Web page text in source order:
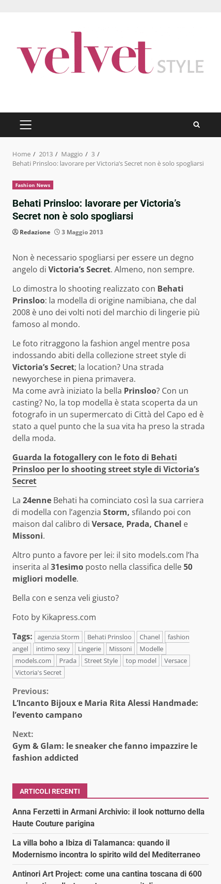
PRIMARY
MENU
Home 2013 Maggio
3
Behati Prinsloo: lavorare per Victoria’s Secret non è solo spogliarsi
Fashion News
Behati Prinsloo: lavorare per Victoria’s
Secret non è solo spogliarsi
Redazione 3 Maggio 2013
Non è necessario spogliarsi per essere un degno
angelo di Victoria’s Secret. Almeno, non sempre.
Lo dimostra lo shooting realizzato con Behati
Prinsloo: la modella di origine namibiana, che dal
2008 è uno dei volti noti del marchio di lingerie più
famoso al mondo.
Le foto ritraggono la fashion angel mentre posa
indossando abiti della collezione street style di
Victoria’s Secret; la location? Una strada
newyorchese in piena primavera.
Ma come avrà iniziato la bella Prinsloo? Con un
casting? No, la top modella è stata scoperta da un
fotografo in un supermercato di Città del Capo ed è
stato a quel punto che la sua vita ha preso la strada
della moda.
Guarda la fotogallery con le foto di Behati
Prinsloo per lo shooting street style di Victoria’s
Secret
La 24enne Behati ha cominciato così la sua carriera
di modella con l’agenzia Storm, sfilando poi con
maison dal calibro di Versace, Prada, Chanel e
Missoni.
Altro punto a favore per lei: il sito models.com l’ha
inserita al 31esimo posto nella classifica delle50
migliori modelle.
Bella con e senza veli giusto?
Foto by Kikapress.com
Tags:
agenzia Storm Behati Prinsloo Chanel
fashion
angel
intimo sexy Lingerie Missoni
Modelle
models.com
Prada Street Style top model
Versace
Victoria's Secret
Continue
Reading
Previous:
L’Incanto Bijoux e Maria Rita Alessi Handmade:
l’evento campano
Next:
Gym & Glam: le sneaker che fanno impazzire le
fashion addicted
ARTICOLI RECENTI
Anna Ferzetti in Armani Archivio: il look notturno della
Haute Couture parigina
La villa boho a Ibiza di Talamanca: quando il
Modernismo incontra lo spirito wild del Mediterraneo
Antinori Art Project: come una cantina toscana di 600